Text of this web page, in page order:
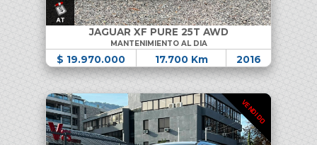
JAGUAR XF PURE 25T AWD
MANTENIMIENTO AL DIA
$ 19.970.000 17.700 Km 2016
VENDIDO